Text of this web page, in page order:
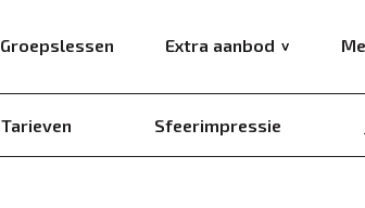
Groepslessen Extra aanbod
Tarieven Sfeerimpressie